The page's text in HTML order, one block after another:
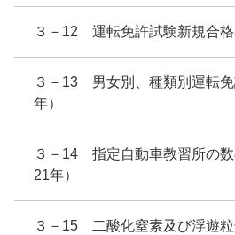
３－12 運転免許試験新規合
３－13 男女別、種類別運転
年）
３－14 指定自動車教習所の
21年）
３－15 二酸化窒素及び浮遊